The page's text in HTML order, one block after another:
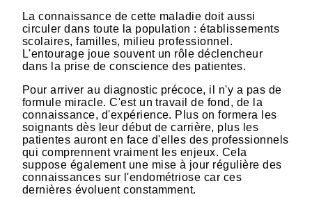
La connaissance de cette maladie doit aussi
circuler dans toute la population : établissements
scolaires, familles, milieu professionnel.
L'entourage joue souvent un rôle déclencheur
dans la prise de conscience des patientes.
Pour arriver au diagnostic précoce, il n'y a pas de
formule miracle. C'est un travail de fond, de la
connaissance, d'expérience. Plus on formera les
soignants dès leur début de carrière, plus les
patientes auront en face d'elles des professionnels
qui comprennent vraiment les enjeux. Cela
suppose également une mise à jour régulière des
connaissances sur l'endométriose car ces
dernières évoluent constamment.